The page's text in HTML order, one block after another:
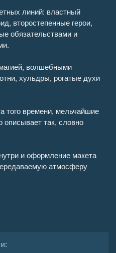
линий: властный
второстепенные герои,
обязательствами и
волшебными
хульдры, рогатые духи
того времени, мельчайшие
описывает так, словно
и оформление макета
атмосферу
: